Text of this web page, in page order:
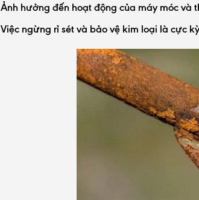
Ảnh hưởng đến hoạt động của máy móc và
Việc ngừng rỉ sét và bảo vệ kim loại là cực